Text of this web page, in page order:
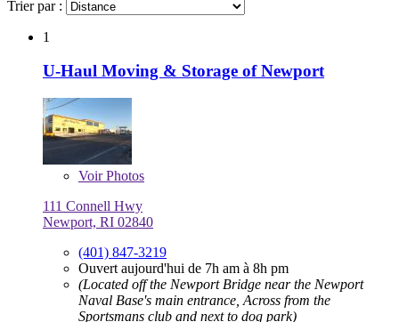
Trier par :
1
U-Haul Moving & Storage of Newport
VoirPhotos
111 Connell Hwy
Newport, RI 02840
(401) 847-3219
Ouvert aujourd'hui de 7h am à 8h pm
(Located off the Newport Bridge near the Newport
Naval Base's main entrance, Across from the
Sportsmans club and next to dog park)